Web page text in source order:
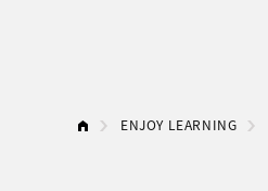
ENJOY LEARNING